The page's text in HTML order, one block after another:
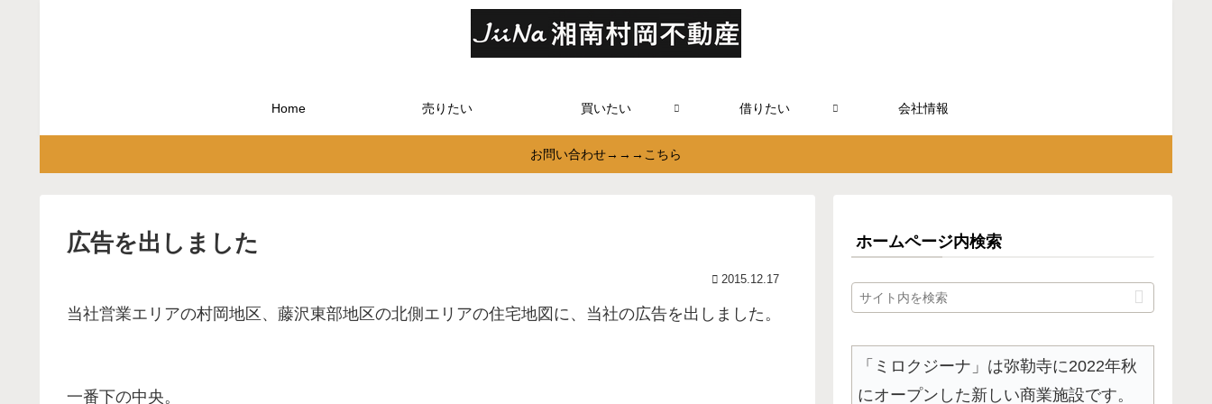
Home 売りたい 買いたい 借りたい 会社情報
お問い合わせ→→→こちら
広告を出しました
2015.12.17
当社営業エリアの村岡地区、藤沢東部地区の北側エリアの住宅地図に、当社の広告を出しました。
一番下の中央。
ホームページ内検索
「ミロクジーナ」は弥勒寺に2022年秋
にオープンした新しい商業施設です。